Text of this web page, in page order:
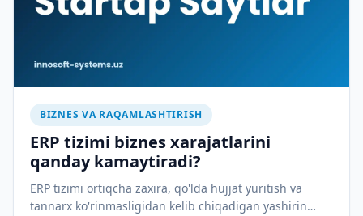
BIZNES VA RAQAMLASHTIRISH
ERP tizimi biznes xarajatlarini
qanday kamaytiradi?
ERP tizimi ortiqcha zaxira, qo'lda hujjat yuritish va
tannarx ko'rinmasligidan kelib chiqadigan yashirin